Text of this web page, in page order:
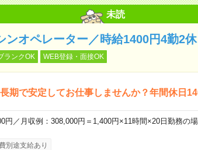
未読
ンオペレーター／時給1400円4勤2
ランクOK WEB登録・面接OK
期で安定してお仕事しませんか？年間休日
円／月収例：308,000円＝1,400円×11時間×20日勤務の
別途支給あり